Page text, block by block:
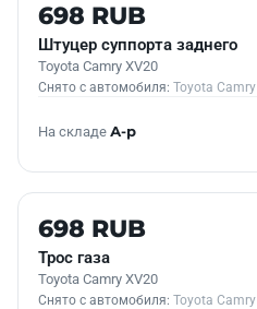
Б/У В НАЛИЧИИ
698 RUB
Штуцер суппорта заднего
Toyota Camry XV20
Снято с автомобиля: Toyota Camry
На складе А-р
Б/У В НАЛИЧИИ
698 RUB
Трос газа
Toyota Camry XV20
Снято с автомобиля: Toyota Camry